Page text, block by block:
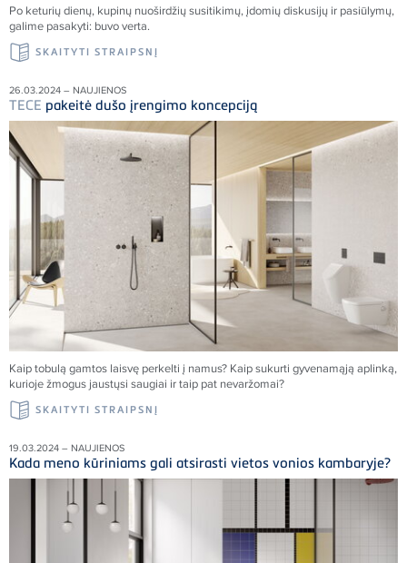
Po keturių dienų, kupinų nuoširdžių susitikimų, įdomių diskusijų ir pasiūlymų,
galime pasakyti: buvo verta.
SKAITYTI STRAIPSNĮ
26.03.2024 – NAUJIENOS
TECE pakeitė dušo įrengimo koncepciją
Kaip tobulą gamtos laisvę perkelti į namus? Kaip sukurti gyvenamąją aplinką,
kurioje žmogus jaustųsi saugiai ir taip pat nevaržomai?
SKAITYTI STRAIPSNĮ
19.03.2024 – NAUJIENOS
Kada meno kūriniams gali atsirasti vietos vonios kambaryje?